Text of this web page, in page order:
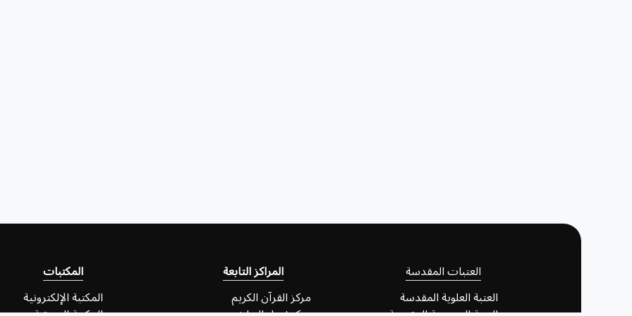
العتبات المقدسة
العتبة العلوية المقدسة
المراكز التابعة
مركز القرآن الكريم
المكتبات
المكتبة الإلكترونية